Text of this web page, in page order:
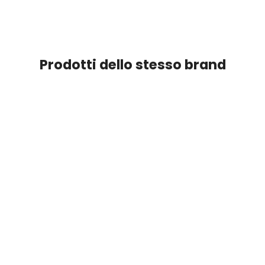
Prodotti dello stesso brand